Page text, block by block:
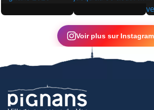
▶ ▶
Voir plus sur Instagram